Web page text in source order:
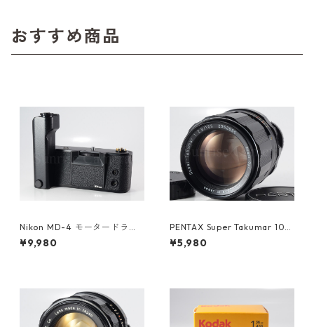
おすすめ商品
Nikon MD-4 モータードライ
ブ ニコン (61418)
¥9,980
PENTAX Super Takumar 105
mm F2.8 M42 ペンタックス
(61335)
¥5,980